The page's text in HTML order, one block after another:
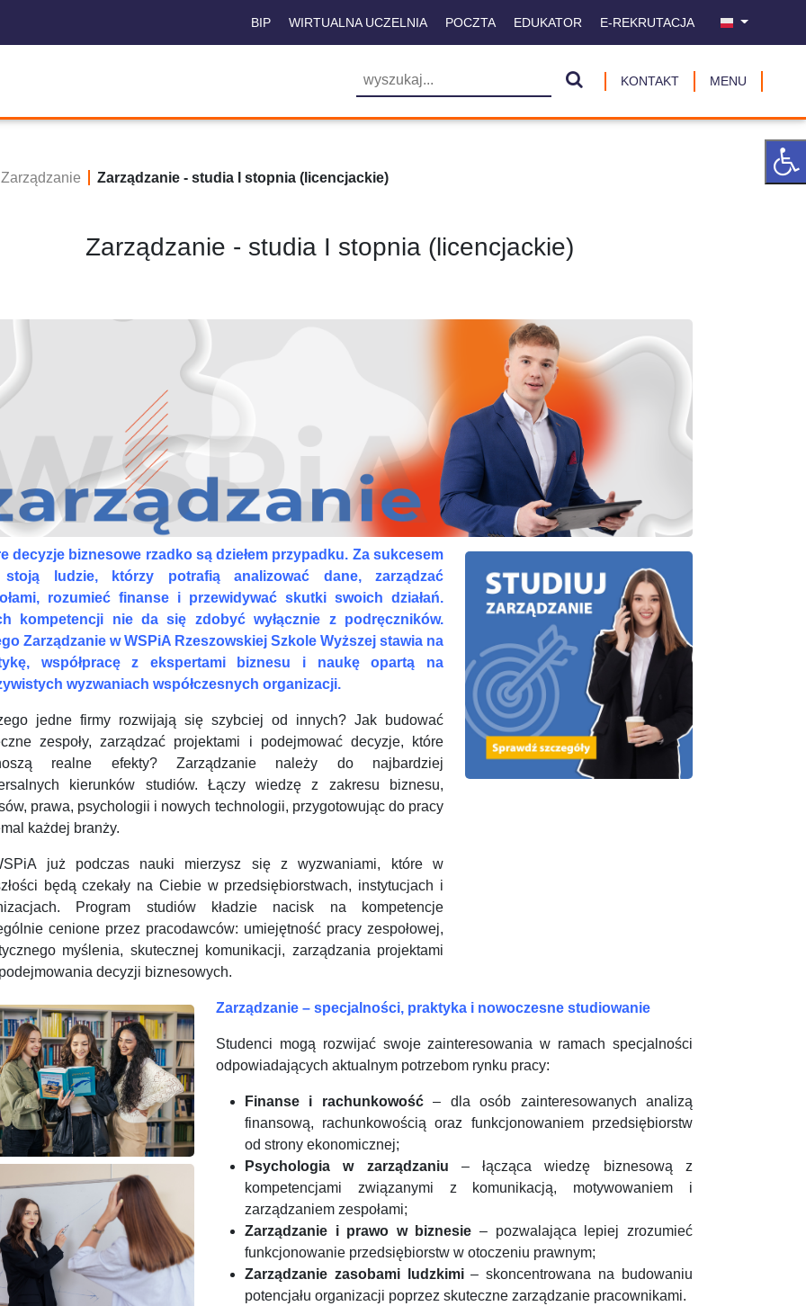
BIP WIRTUALNA UCZELNIA POCZTA EDUKATOR E-REKRUTACJA
KONTAKT MENU
Zarządzanie Zarządzanie - studia I stopnia (licencjackie)
Zarządzanie - studia I stopnia (licencjackie)
decyzje biznesowe rzadko są dziełem przypadku. Za sukcesem
ludzie, którzy potrafią analizować dane, zarządzać
rozumieć finanse i przewidywać skutki swoich działań.
kompetencji nie da się zdobyć wyłącznie z podręczników.
Zarządzanie w WSPiA Rzeszowskiej Szkole Wyższej stawia na
współpracę z ekspertami biznesu i naukę opartą na
wyzwaniach współczesnych organizacji.
jedne firmy rozwijają się szybciej od innych? Jak budować
zespoły, zarządzać projektami i podejmować decyzje, które
realne efekty? Zarządzanie należy do najbardziej
kierunków studiów. Łączy wiedzę z zakresu biznesu,
prawa, psychologii i nowych technologii, przygotowując do pracy
każdej branży.
już podczas nauki mierzysz się z wyzwaniami, które w
będą czekały na Ciebie w przedsiębiorstwach, instytucjach i
Program studiów kładzie nacisk na kompetencje
cenione przez pracodawców: umiejętność pracy zespołowej,
myślenia, skutecznej komunikacji, zarządzania projektami
decyzji biznesowych.
Zarządzanie – specjalności, praktyka i nowoczesne studiowanie
Studenci mogą rozwijać swoje zainteresowania w ramach specjalności
odpowiadających aktualnym potrzebom rynku pracy:
Finanse i rachunkowość– dla osób zainteresowanych analizą
finansową, rachunkowością oraz funkcjonowaniem przedsiębiorstw
od strony ekonomicznej;
Psychologia w zarządzaniu – łącząca wiedzę biznesową z
kompetencjami związanymi z komunikacją, motywowaniem i
zarządzaniem zespołami;
Zarządzanie i prawo w biznesie – pozwalająca lepiej zrozumieć
funkcjonowanie przedsiębiorstw w otoczeniu prawnym;
Zarządzanie zasobami ludzkimi– skoncentrowana na budowaniu
potencjału organizacji poprzez skuteczne zarządzanie pracownikami.